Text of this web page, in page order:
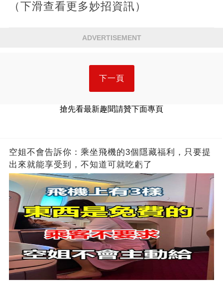
（下滑查看更多妙招資訊）
ADVERTISEMENT
下一頁
搶先看最新趣聞請贊下面專頁
空姐不會告訴你：乘坐飛機的3個隱藏福利，只要提
出來就能享受到，不知道可就吃虧了